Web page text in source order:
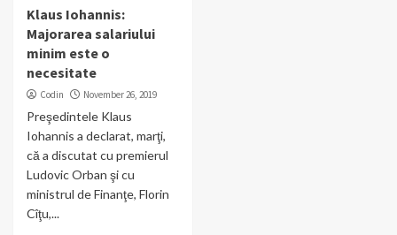
Klaus Iohannis:
Majorarea salariului
minim este o
necesitate
Codin November 26, 2019
Preşedintele Klaus
Iohannis a declarat, marţi,
că a discutat cu premierul
Ludovic Orban şi cu
ministrul de Finanţe, Florin
Cîţu,...